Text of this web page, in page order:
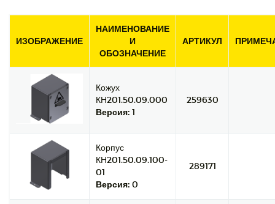
ИЗОБРАЖЕНИЕ
НАИМЕНОВАНИЕ
И
ОБОЗНАЧЕНИЕ
АРТИКУЛ
Кожух
КН201.50.09.000
Версия: 1
259630
Корпус
КН201.50.09.100-
01
Версия: 0
289171